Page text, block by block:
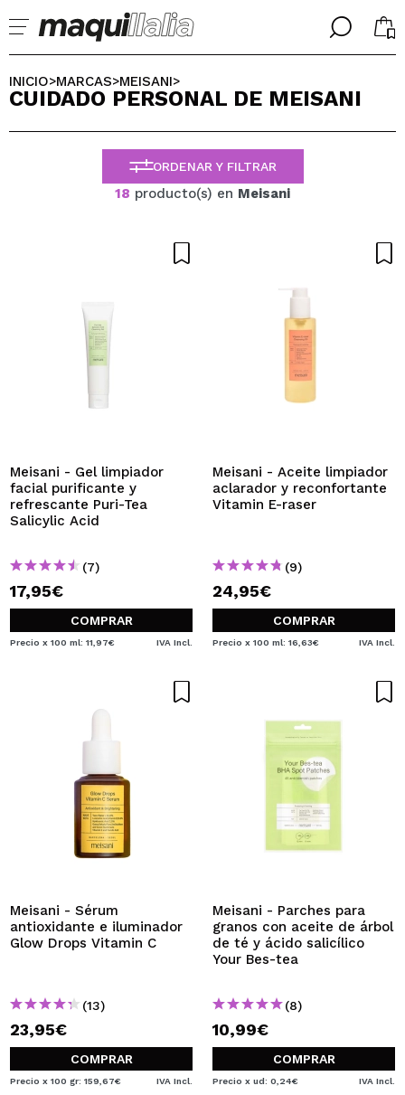
╳
Ya soy #maquilover, tengo cuenta
QUIERO REGISTRARME
tus compras rápidamente, revisar el estado de tus
pedidos y consultar tus operaciones anteriores.
╳
SELECCIONA TU IDIOMA
ESPAÑOL
ENGLISH
FRANCES
ALEMAN
INICIO>MARCAS>MEISANI>
CUIDADO PERSONAL DE MEISANI
ORDENAR Y FILTRAR
18 producto(s) en Meisani
Meisani - Gel limpiador
facial purificante y
refrescante Puri-Tea
Salicylic Acid
(7)
17,95€
COMPRAR
Precio x 100 ml: 11,97€ IVA Incl.
Meisani - Aceite limpiador
aclarador y reconfortante
Vitamin E-raser
(9)
24,95€
COMPRAR
Precio x 100 ml: 16,63€ IVA Incl.
Meisani - Sérum
antioxidante e iluminador
Glow Drops Vitamin C
(13)
23,95€
COMPRAR
Precio x 100 gr: 159,67€ IVA Incl.
Meisani - Parches para
granos con aceite de árbol
de té y ácido salicílico
Your Bes-tea
(8)
10,99€
COMPRAR
Precio x ud: 0,24€ IVA Incl.